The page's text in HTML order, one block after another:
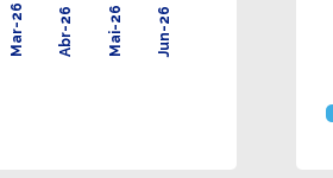
Mar-26 Abr-26 Mai-26 Jun-26